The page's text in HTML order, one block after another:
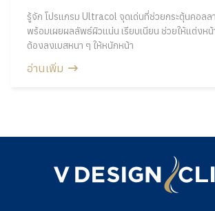
รู้จัก โปรแกรม Ultracol จุดเด่นที่ช่วยกระตุ้นคอลล
พร้อมเผยผลลัพธ์ผิวแน่น เรียบเนียน ช่วยให้แต่งหน้
ต้องลงเบสหนา ๆ ให้หนักหน้า
อ่านเพิ่ม